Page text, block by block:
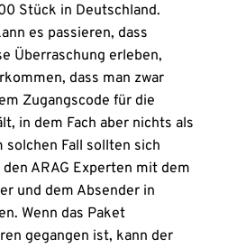
Stück in Deutschland.
es passieren, dass
Überraschung erleben,
dass man zwar
Zugangscode für die
in dem Fach aber nichts als
solchen Fall sollten sich
ARAG Experten mit dem
und dem Absender in
Wenn das Paket
gegangen ist, kann der